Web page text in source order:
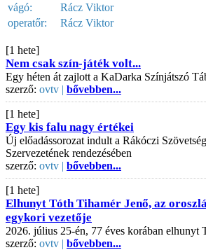
vágó:
Rácz Viktor
operatőr:
Rácz Viktor
[1 hete]
Nem csak szín-játék volt...
Egy héten át zajlott a KaDarka Színjátszó
szerző: ovtv | bővebben...
[1 hete]
Egy kis falu nagy értékei
Új előadássorozat indult a Rákóczi
Szervezetének rendezésében
szerző: ovtv | bővebben...
[1 hete]
Elhunyt Tóth Tihamér Jenő, az
egykori vezetője
2026. július 25-én, 77 éves korában elhunyt
szerző: ovtv | bővebben...